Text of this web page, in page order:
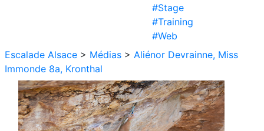
#Stage
#Training
#Web
Escalade Alsace > Médias > Aliénor Devrainne, Miss
Immonde 8a, Kronthal